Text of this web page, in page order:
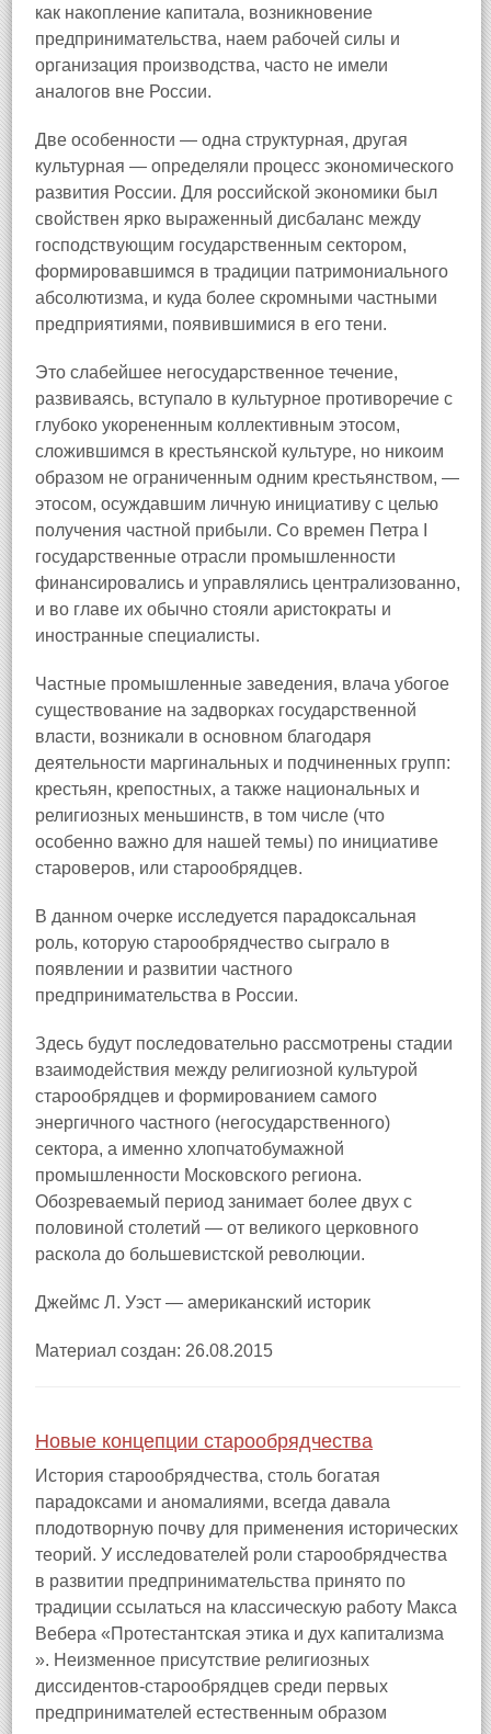
как накопление капитала, возникновение
предпринимательства, наем рабочей силы и
организация производства, часто не имели
аналогов вне России.
Две особенности — одна структурная, другая
культурная — определяли процесс экономического
развития России. Для российской экономики был
свойствен ярко выраженный дисбаланс между
господствующим государственным сектором,
формировавшимся в традиции патримониального
абсолютизма, и куда более скромными частными
предприятиями, появившимися в его тени.
Это слабейшее негосударственное течение,
развиваясь, вступало в культурное противоречие с
глубоко укорененным коллективным этосом,
сложившимся в крестьянской культуре, но никоим
образом не ограниченным одним крестьянством, —
этосом, осуждавшим личную инициативу с целью
получения частной прибыли. Со времен Петра I
государственные отрасли промышленности
финансировались и управлялись централизованно,
и во главе их обычно стояли аристократы и
иностранные специалисты.
Частные промышленные заведения, влача убогое
существование на задворках государственной
власти, возникали в основном благодаря
деятельности маргинальных и подчиненных групп:
крестьян, крепостных, а также национальных и
религиозных меньшинств, в том числе (что
особенно важно для нашей темы) по инициативе
староверов, или старообрядцев.
В данном очерке исследуется парадоксальная
роль, которую старообрядчество сыграло в
появлении и развитии частного
предпринимательства в России.
Здесь будут последовательно рассмотрены стадии
взаимодействия между религиозной культурой
старообрядцев и формированием самого
энергичного частного (негосударственного)
сектора, а именно хлопчатобумажной
промышленности Московского региона.
Обозреваемый период занимает более двух с
половиной столетий — от великого церковного
раскола до большевистской революции.
Джеймс Л. Уэст — американский историк
Материал создан: 26.08.2015
Новые концепции старообрядчества
История старообрядчества, столь богатая
парадоксами и аномалиями, всегда давала
плодотворную почву для применения исторических
теорий. У исследователей роли старообрядчества
в развитии предпринимательства принято по
традиции ссылаться на классическую работу Макса
Вебера «Протестантская этика и дух капитализма
». Неизменное присутствие религиозных
диссидентов-старообрядцев среди первых
предпринимателей естественным образом